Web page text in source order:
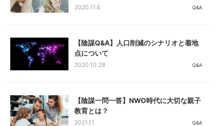
2020.11.6 Q&A
【陰謀Q&A】人口削減のシナリオと着地
点について
2020.10.28 Q&A
【陰謀一問一答】NWO時代に大切な親子
教育とは？
2021.1.1 Q&A